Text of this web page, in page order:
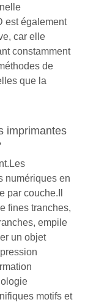
est également
car elle
constamment
de
que la
imprimantes
numériques en
par couche.Il
fines tranches,
empile
un objet
motifs et